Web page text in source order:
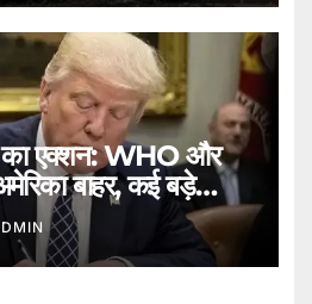
एक्शन: WHO और
बाहर, कई बड़े